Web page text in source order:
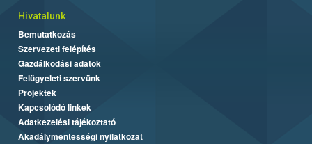
Hivatalunk
Bemutatkozás
Szervezeti felépítés
Gazdálkodási adatok
Felügyeleti szervünk
Projektek
Kapcsolódó linkek
Adatkezelési tájékoztató
Akadálymentességi nyilatkozat